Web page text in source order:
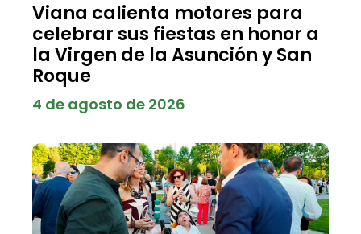
Viana calienta motores para
celebrar sus fiestas en honor a
la Virgen de la Asunción y San
Roque
4 de agosto de 2026